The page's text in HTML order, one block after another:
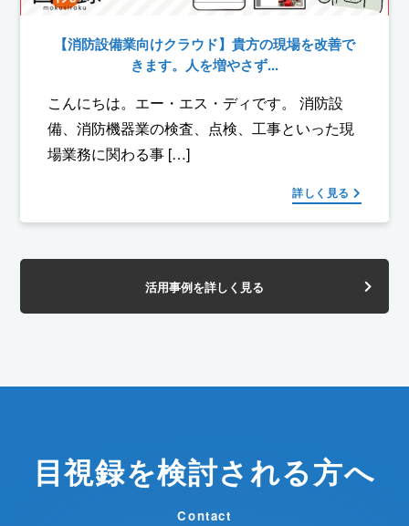
【消防設備業向けクラウド】貴方の現場を改善で
きます。人を増やさず...
こんにちは。エー・エス・ディです。 消防設
備、消防機器業の検査、点検、工事といった現
場業務に関わる事 […]
詳しく見る
活用事例を詳しく見る
目視録を検討される方へ
Contact